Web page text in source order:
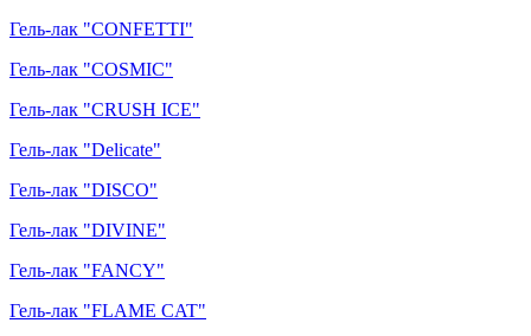
Гель-лак "CONFETTI"
Гель-лак "COSMIC"
Гель-лак "CRUSH ICE"
Гель-лак "Delicate"
Гель-лак "DISCO"
Гель-лак "DIVINE"
Гель-лак "FANCY"
Гель-лак "FLAME CAT"